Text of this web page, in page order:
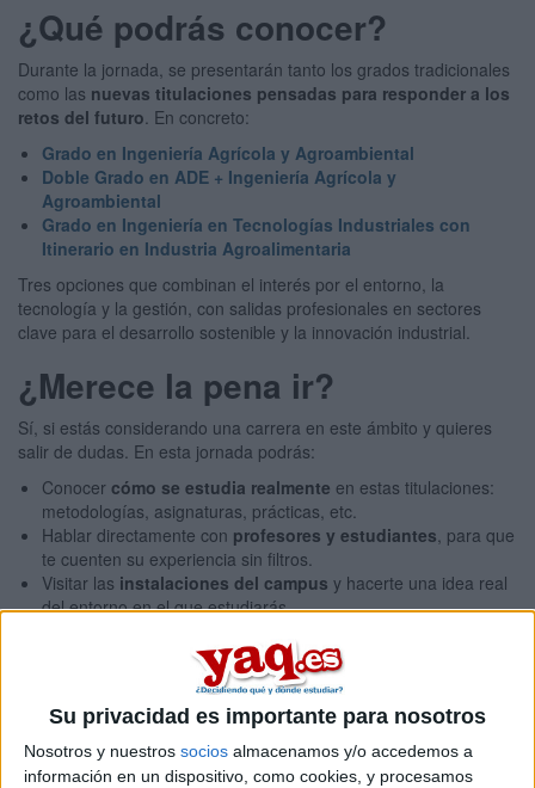
Su privacidad es importante para nosotros
Nosotros y nuestros socios almacenamos y/o accedemos a
información en un dispositivo, como cookies, y procesamos
¿Qué podrás conocer?
Durante la jornada, se presentarán tanto los grados tradicionales
como las nuevas titulaciones pensadas para responder a los
retos del futuro . En concreto:
Grado en Ingeniería Agrícola y Agroambiental
Doble Grado en ADE + Ingeniería Agrícola y
Agroambiental
Grado en Ingeniería en Tecnologías Industriales con
Itinerario en Industria Agroalimentaria
Tres opciones que combinan el interés por el entorno, la
tecnología y la gestión, con salidas profesionales en sectores
clave para el desarrollo sostenible y la innovación industrial.
¿Merece la pena ir?
Sí, si estás considerando una carrera en este ámbito y quieres
salir de dudas. En esta jornada podrás:
Conocer cómo se estudia realmente en estas titulaciones:
metodologías, asignaturas, prácticas, etc.
Hablar directamente con profesores y estudiantes , para que
te cuenten su experiencia sin filtros.
Visitar las instalaciones del campus y hacerte una idea real
del entorno en el que estudiarás.
estos grados, desde el trabajo en campo hasta el diseño de
procesos industriales o la gestión empresarial agroalimentaria.
Además, vas a coincidir con otros estudiantes que están en tu
día a día allí.